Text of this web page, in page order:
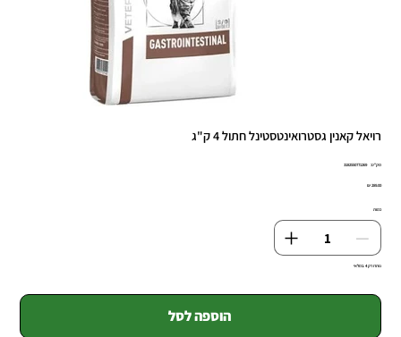
רויאל קאנין גסטרואינטסטינל חתול 4 ק"ג
מק"ט:
מק"ט
3182550771269
מחיר‏289.00 ‏₪
כמות
נותרו רק 4 במלאי
הוספה לסל